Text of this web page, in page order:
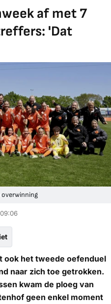
af met 7
'Dat
overwinning
ook het tweede oefenduel
naar zich toe getrokken.
kwam de ploeg van
geen enkel moment